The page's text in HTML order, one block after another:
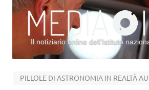
Il notiziario online dell’Istituto